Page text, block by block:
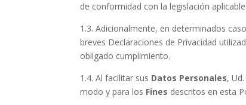
de conformidad con la legislación aplicable.
1.3. Adicionalmente, en determinados
breves Declaraciones de Privacidad
obligado cumplimiento.
1.4. Al facilitar sus Datos Personales,
modo y para los Fines descritos en esta